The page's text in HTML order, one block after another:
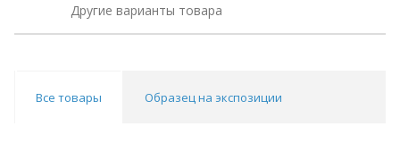
Другие варианты товара
Все товары Образец на экспозиции